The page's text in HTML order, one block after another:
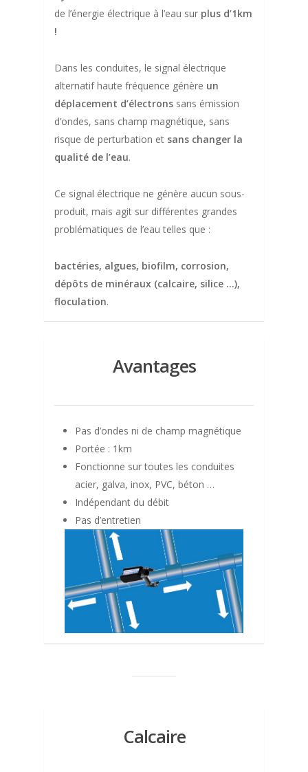
de l’énergie électrique à l’eau sur plus d’1km
!
Dans les conduites, le signal électrique
alternatif haute fréquence génère un
déplacement d’électrons sans émission
d’ondes, sans champ magnétique, sans
risque de perturbation et sans changer la
qualité de l’eau.
Ce signal électrique ne génère aucun sous-
produit, mais agit sur différentes grandes
problématiques de l’eau telles que :
bactéries, algues, biofilm, corrosion,
dépôts de minéraux (calcaire, silice …),
floculation.
Avantages
Pas d’ondes ni de champ magnétique
Portée : 1km
Fonctionne sur toutes les conduites
acier, galva, inox, PVC, béton …
Indépendant du débit
Pas d’entretien
Calcaire